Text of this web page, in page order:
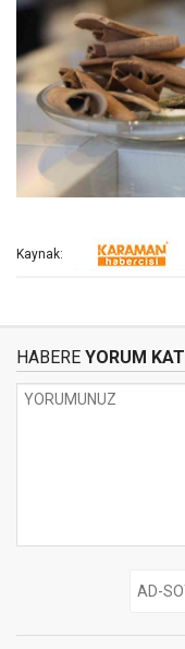
Kaynak:
HABERE YORUM KAT